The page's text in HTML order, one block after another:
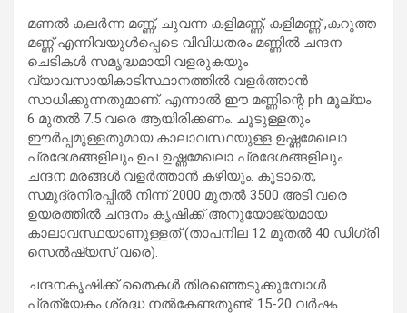
മണൽ കലർന്ന മണ്ണ്, ചുവന്ന കളിമണ്ണ്, കളിമണ്ണ് ,കറുത്ത
മണ്ണ് എന്നിവയുൾപ്പെടെ വിവിധതരം മണ്ണിൽ ചന്ദന
ചെടികൾ സമൃദ്ധമായി വളരുകയും
വ്യാവസായികാടിസ്ഥാനത്തിൽ വളർത്താൻ
സാധിക്കുന്നതുമാണ്. എന്നാൽ ഈ മണ്ണിന്റെ ph മൂല്യം
6 മുതൽ 7.5 വരെ ആയിരിക്കണം. ചൂടുള്ളതും
ഈർപ്പമുള്ളതുമായ കാലാവസ്ഥയുള്ള ഉഷ്ണമേഖലാ
പ്രദേശങ്ങളിലും ഉപ ഉഷ്ണമേഖലാ പ്രദേശങ്ങളിലും
ചന്ദന മരങ്ങൾ വളർത്താൻ കഴിയും. കൂടാതെ,
സമുദ്രനിരപ്പിൽ നിന്ന് 2000 മുതൽ 3500 അടി വരെ
ഉയരത്തിൽ ചന്ദനം കൃഷിക്ക് അനുയോജ്യമായ
കാലാവസ്ഥയാണുള്ളത് (താപനില 12 മുതൽ 40 ഡിഗ്രി
സെൽഷ്യസ് വരെ).
ചന്ദനകൃഷിക്ക് തൈകൾ തിരഞ്ഞെടുക്കുമ്പോൾ
പ്രത്യേകം ശ്രദ്ധ നൽകേണ്ടതുണ്ട്. 15-20 വർഷം